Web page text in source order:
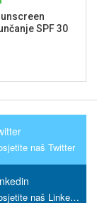
SPF 30
naš Twitter
Posjetite naš Linkedin